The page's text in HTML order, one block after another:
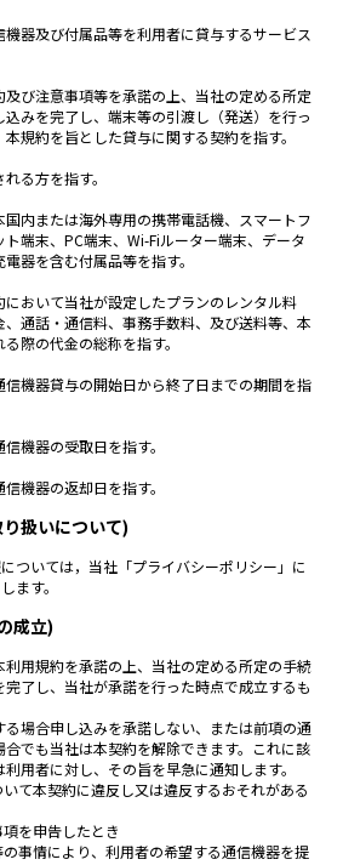
機器及び付属品等を利用者に貸与するサービス
び注意事項等を承諾の上、当社の定める所定
込みを完了し、端末等の引渡し（発送）を行っ
規約を旨とした貸与に関する契約を指す。
る方を指す。
国内または海外専用の携帯電話機、スマートフ
ト端末、PC端末、Wi-Fiルーター端末、データ
器を含む付属品等を指す。
において当社が設定したプランのレンタル料
通話・通信料、事務手数料、及び送料等、本
際の代金の総称を指す。
信機器貸与の開始日から終了日までの期間を指
機器の受取日を指す。
機器の返却日を指す。
扱いについて)
ついては，当社「プライバシーポリシー」に
ます。
成立)
利用規約を承諾の上、当社の定める所定の手続
完了し、当社が承諾を行った時点で成立するも
る場合申し込みを承諾しない、または前項の通
合でも当社は本契約を解除できます。これに該
用者に対し、その旨を早急に通知します。
て本契約に違反し又は違反するおそれがある
を申告したとき
事情により、利用者の希望する通信機器を提